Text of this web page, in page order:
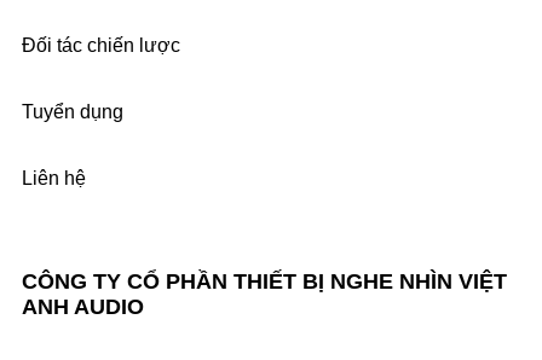
CÔNG TY CỔ PHẦN THIẾT BỊ NGHE NHÌN VIỆT
ANH AUDIO
Đối tác chiến lược
Tuyển dụng
Liên hệ